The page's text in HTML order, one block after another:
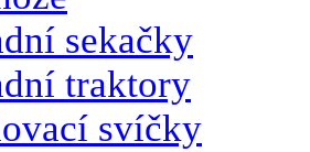
sekačky
traktory
svíčky